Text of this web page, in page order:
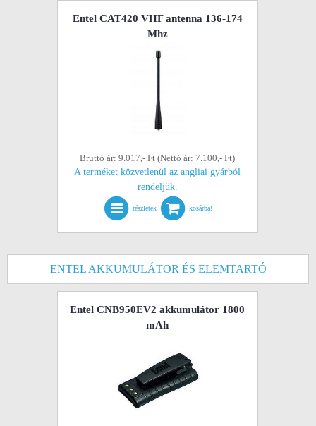
Entel CAT420 VHF antenna 136-174
Mhz
Bruttó ár: 9.017,- Ft (Nettó ár: 7.100,- Ft)
A terméket közvetlenül az angliai gyárból
rendeljük.
részletek kosárba!
ENTEL AKKUMULÁTOR ÉS ELEMTARTÓ
Entel CNB950EV2 akkumulátor 1800
mAh